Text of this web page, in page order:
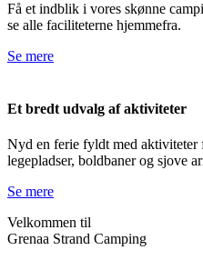
Få et indblik i vores skønne
se alle faciliteterne hjemmefra.
Se mere
Et bredt udvalg af aktiviteter
Nyd en ferie fyldt med aktiviteter
legepladser, boldbaner og sjove
Se mere
Velkommen til
Grenaa Strand Camping